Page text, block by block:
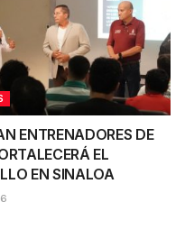
ENTRENADORES DE
EL
EN SINALOA